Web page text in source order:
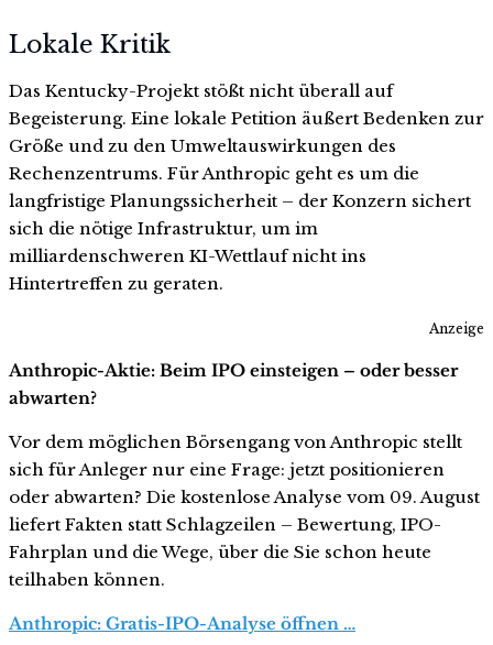
Lokale Kritik
Das Kentucky-Projekt stößt nicht überall auf
Begeisterung. Eine lokale Petition äußert Bedenken zur
Größe und zu den Umweltauswirkungen des
Rechenzentrums. Für Anthropic geht es um die
langfristige Planungssicherheit – der Konzern sichert
sich die nötige Infrastruktur, um im
milliardenschweren KI-Wettlauf nicht ins
Hintertreffen zu geraten.
Anzeige
Anthropic-Aktie: Beim IPO einsteigen – oder besser
abwarten?
Vor dem möglichen Börsengang von Anthropic stellt
sich für Anleger nur eine Frage: jetzt positionieren
oder abwarten? Die kostenlose Analyse vom 09. August
liefert Fakten statt Schlagzeilen – Bewertung, IPO-
Fahrplan und die Wege, über die Sie schon heute
teilhaben können.
Anthropic: Gratis-IPO-Analyse öffnen …